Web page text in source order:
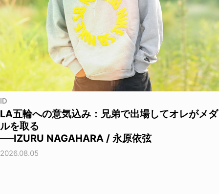
ID
LA五輪への意気込み：兄弟で出場してオレがメダ
ルを取る
──IZURU NAGAHARA / 永原依弦
2026.08.05